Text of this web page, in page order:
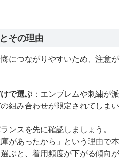
その理由
につながりやすいため、注意が
で選ぶ ：エンブレムや刺繍が派
組み合わせが限定されてしまい
ンスを先に確認しましょう。
庫があったから」という理由で本
ぶと、着用頻度が下がる傾向が